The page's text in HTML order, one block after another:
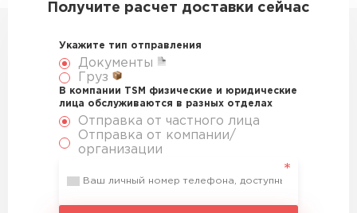
Получите расчет доставки сейчас
Укажите тип отправления
Документы
Груз
В компании TSM физические и юридические
лица обслуживаются в разных отделах
Отправка от частного лица
Отправка от компании/
организации